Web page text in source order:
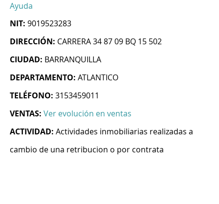
Ayuda
NIT: 9019523283
DIRECCIÓN: CARRERA 34 87 09 BQ 15 502
CIUDAD: BARRANQUILLA
DEPARTAMENTO: ATLANTICO
TELÉFONO: 3153459011
VENTAS: Ver evolución en ventas
ACTIVIDAD: Actividades inmobiliarias realizadas a
cambio de una retribucion o por contrata